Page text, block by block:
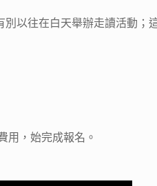
別以往在白天舉辦走讀活動；
用，始完成報名。